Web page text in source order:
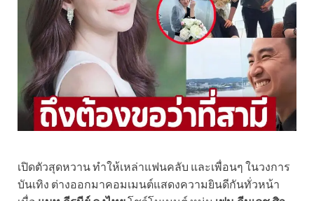
เปิดตัวสุดหวาน ทำให้เหล่าแฟนคลับ และเพื่อนๆ ในวงการ
บันเทิง ต่างออกมาคอมเมนต์แสดงความยินดีกันทั่วหน้า